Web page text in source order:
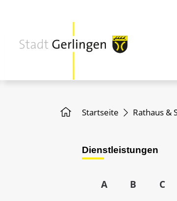
Startseite Rathaus &
Dienstleistungen
A B C